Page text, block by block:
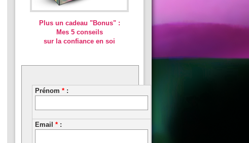
Plus un cadeau "Bonus" :
Mes 5 conseils
sur la confiance en soi
Prénom * :
Email * :